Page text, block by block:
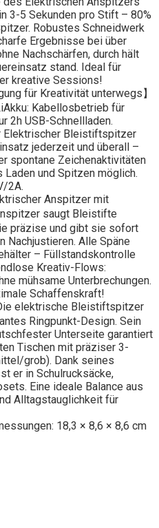
3-5 Sekunden pro Stift – 80%
Robustes Schneidwerk
Ergebnisse bei über
Nachschärfen, durch hält
stand. Ideal für
kreative Sessions!
für Kreativität unterwegs】
Kabellosbetrieb für
2h USB-Schnellladen.
Elektrischer Bleistiftspitzer
jederzeit und überall –
spontane Zeichenaktivitäten
und Spitzen möglich.
2A.
Anspitzer mit
saugt Bleistifte
präzise und gibt sie sofort
Nachjustieren. Alle Späne
– Füllstandskontrolle
Kreativ-Flows:
mühsame Unterbrechungen.
Schaffenskraft!
elektrische Bleistiftspitzer
Ringpunkt-Design. Sein
Unterseite garantiert
Tischen mit präziser 3-
grob). Dank seines
er in Schulrucksäcke,
Eine ideale Balance aus
Alltagstauglichkeit für
18,3 × 8,6 × 8,6 cm